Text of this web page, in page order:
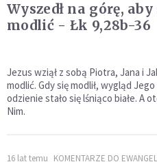
Wyszedł na górę, aby
modlić - Łk 9,28b-36
Jezus wziął z sobą Piotra, Jana i
modlić. Gdy się modlił, wygląd
odzienie stało się lśniąco białe. A
Nim.
16 lat temu KOMENTARZE DO